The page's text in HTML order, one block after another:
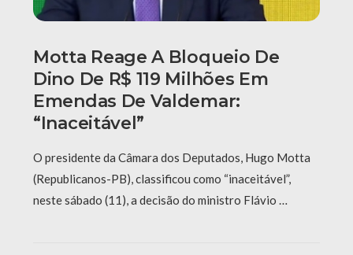
Motta Reage A Bloqueio De
Dino De R$ 119 Milhões Em
Emendas De Valdemar:
“Inaceitável”
O presidente da Câmara dos Deputados, Hugo Motta
(Republicanos-PB), classificou como “inaceitável”,
neste sábado (11), a decisão do ministro Flávio …